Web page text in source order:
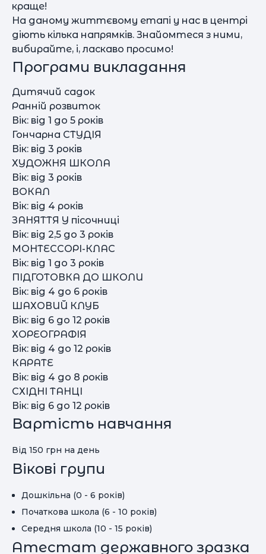
краще!
На даному життєвому етапі у нас в центрі
діють кілька напрямків. Знайомтеся з ними,
вибирайте, і, ласкаво просимо!
Програми викладання
Дитячий садок
Ранній розвиток
Вік: від 1 до 5 років
Гончарна СТУДІЯ
Вік: від 3 років
ХУДОЖНЯ ШКОЛА
Вік: від 3 років
ВОКАЛ
Вік: від 4 років
ЗАНЯТТЯ У пісочниці
Вік: від 2,5 до 3 років
МОНТЕССОРІ-КЛАС
Вік: від 1 до 3 років
ПІДГОТОВКА ДО ШКОЛИ
Вік: від 4 до 6 років
ШАХОВИЙ КЛУБ
Вік: від 6 до 12 років
ХОРЕОГРАФІЯ
Вік: від 4 до 12 років
КАРАТЕ
Вік: від 4 до 8 років
СХІДНІ ТАНЦІ
Вік: від 6 до 12 років
Вартість навчання
Вiд 150 грн на день
Вікові групи
Дошкільна (0 - 6 років)
Початкова школа (6 - 10 років)
Середня школа (10 - 15 років)
Атестат державного зразка